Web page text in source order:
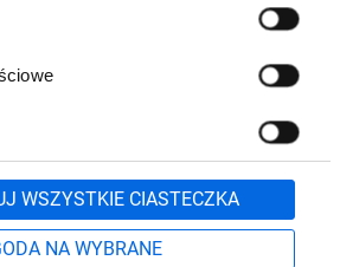
WSZYSTKIE CIASTECZKA
NA WYBRANE
700 lub
71 37 61 600
Formularz kontaktowy